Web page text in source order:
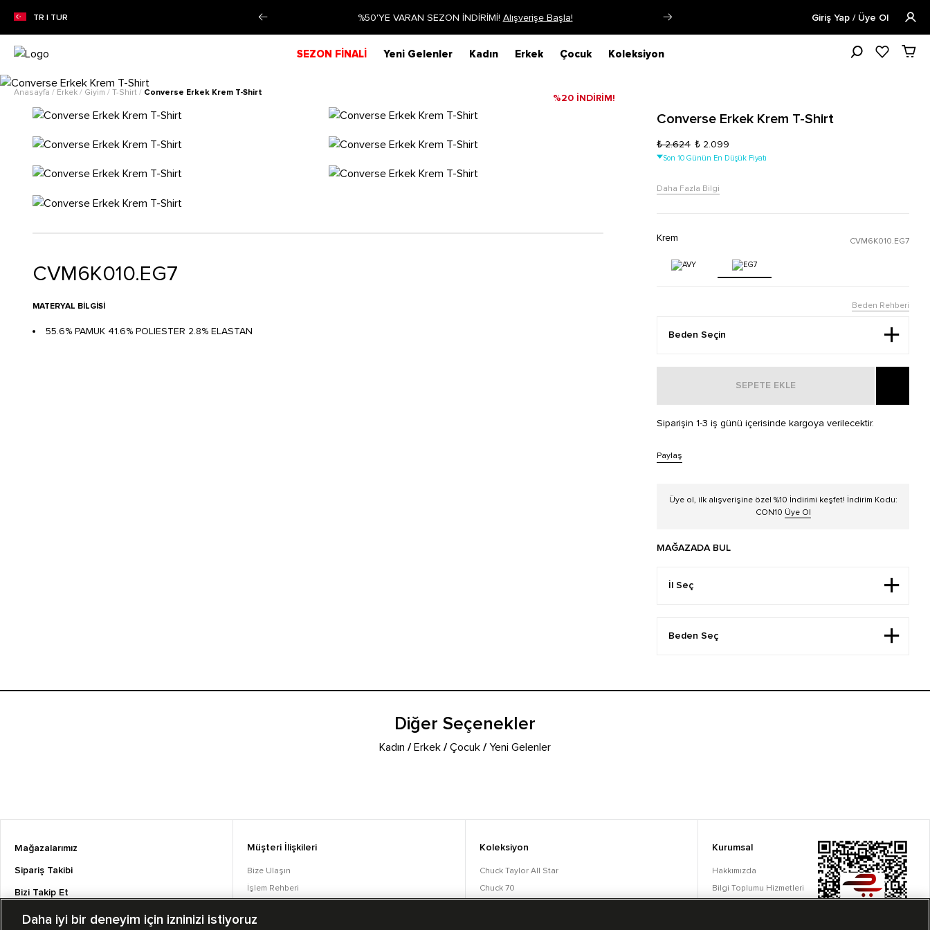
TR | TUR
farksız 4 taksit imkanı! %50'YE VARAN SEZON İNDİRİMİ! Alışverişe Başla! Siparişin 1-3 iş günü içerisinde
Giriş Yap / Üye Ol
SEZON FİNALİ Yeni Gelenler Kadın Erkek Çocuk Koleksiyon
Anasayfa / Erkek / Giyim / T-Shirt / Converse Erkek Krem T-Shirt %20 İNDİRİM!
CVM6K010.EG7
MATERYAL BILGISI
55.6% PAMUK 41.6% POLIESTER 2.8% ELASTAN
Converse Erkek Krem T-Shirt
₺ 2.624 ₺ 2.099
Son 10 Günün En Düşük Fiyatı
Daha Fazla Bilgi
Krem CVM6K010.EG7
Beden Rehberi
SEPETE EKLE
Siparişin 1-3 iş günü içerisinde kargoya verilecektir.
Paylaş
Üye ol, ilk alışverişine özel %10 İndirimi keşfet! İndirim Kodu:
CON10 Üye Ol
MAĞAZADA BUL
Diğer Seçenekler
Kadın /Erkek /Çocuk /Yeni Gelenler
Mağazalarımız
Sipariş Takibi
Bizi Takip Et
Müşteri İlişkileri
Bize Ulaşın
İşlem Rehberi
Converse Coins
Koleksiyon
Chuck Taylor All Star
Chuck 70
Kurumsal
Hakkımızda
Bilgi Toplumu Hizmetleri
Daha iyi bir deneyim için izninizi istiyoruz